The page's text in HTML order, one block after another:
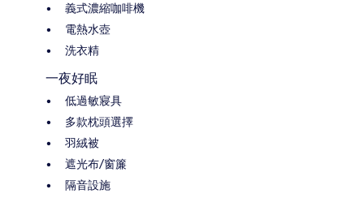
義式濃縮咖啡機
電熱水壺
洗衣精
一夜好眠
低過敏寢具
多款枕頭選擇
羽絨被
遮光布/窗簾
隔音設施